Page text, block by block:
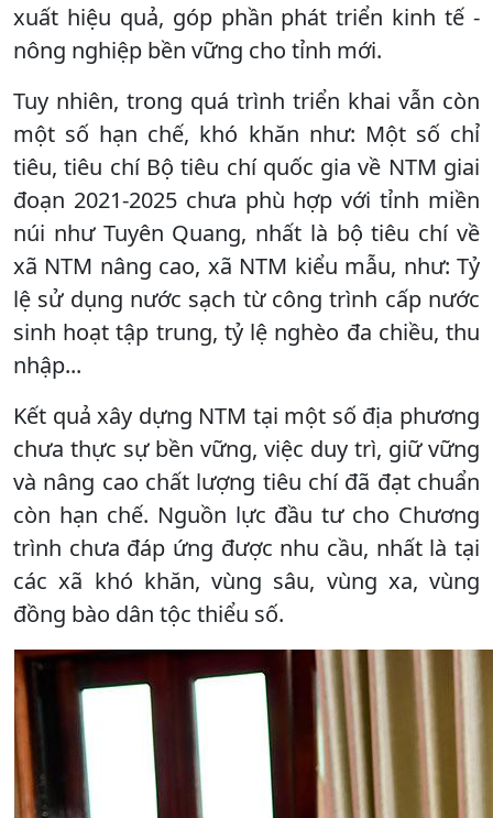
xuất hiệu quả, góp phần phát triển kinh tế -
nông nghiệp bền vững cho tỉnh mới.
Tuy nhiên, trong quá trình triển khai vẫn còn
một số hạn chế, khó khăn như: Một số chỉ
tiêu, tiêu chí Bộ tiêu chí quốc gia về NTM giai
đoạn 2021-2025 chưa phù hợp với tỉnh miền
núi như Tuyên Quang, nhất là bộ tiêu chí về
xã NTM nâng cao, xã NTM kiểu mẫu, như: Tỷ
lệ sử dụng nước sạch từ công trình cấp nước
sinh hoạt tập trung, tỷ lệ nghèo đa chiều, thu
nhập...
Kết quả xây dựng NTM tại một số địa phương
chưa thực sự bền vững, việc duy trì, giữ vững
và nâng cao chất lượng tiêu chí đã đạt chuẩn
còn hạn chế. Nguồn lực đầu tư cho Chương
trình chưa đáp ứng được nhu cầu, nhất là tại
các xã khó khăn, vùng sâu, vùng xa, vùng
đồng bào dân tộc thiểu số.